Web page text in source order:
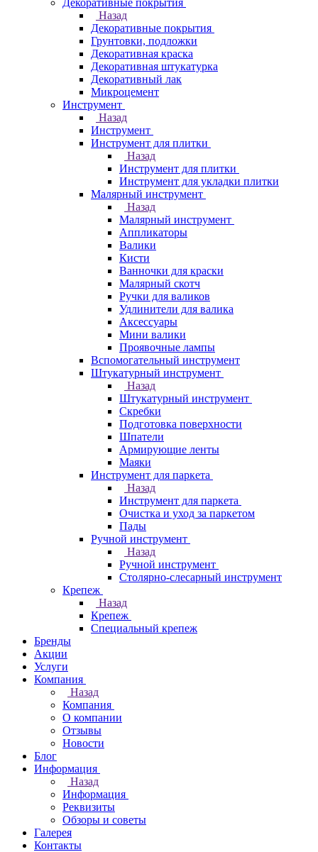
Декоративные покрытия
Назад
Декоративные покрытия
Грунтовки, подложки
Декоративная краска
Декоративная штукатурка
Декоративный лак
Микроцемент
Инструмент
Назад
Инструмент
Инструмент для плитки
Назад
Инструмент для плитки
Инструмент для укладки плитки
Малярный инструмент
Назад
Малярный инструмент
Аппликаторы
Валики
Кисти
Ванночки для краски
Малярный скотч
Ручки для валиков
Удлинители для валика
Аксессуары
Мини валики
Проявочные лампы
Вспомогательный инструмент
Штукатурный инструмент
Назад
Штукатурный инструмент
Скребки
Подготовка поверхности
Шпатели
Армирующие ленты
Маяки
Инструмент для паркета
Назад
Инструмент для паркета
Очистка и уход за паркетом
Пады
Ручной инструмент
Назад
Ручной инструмент
Столярно-слесарный инструмент
Крепеж
Назад
Крепеж
Специальный крепеж
Бренды
Акции
Услуги
Компания
Назад
Компания
О компании
Отзывы
Новости
Блог
Информация
Назад
Информация
Реквизиты
Обзоры и советы
Галерея
Контакты